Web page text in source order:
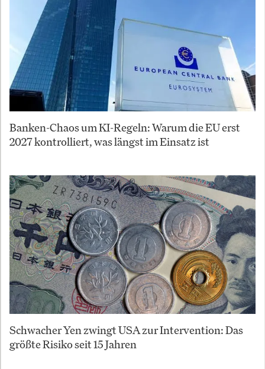
Banken-Chaos um KI-Regeln: Warum die EU erst
2027 kontrolliert, was längst im Einsatz ist
Schwacher Yen zwingt USA zur Intervention: Das
größte Risiko seit 15 Jahren